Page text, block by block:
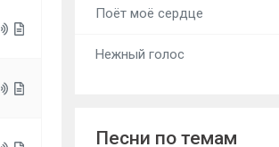
Поёт моё сердце
Нежный голос
Песни по темам